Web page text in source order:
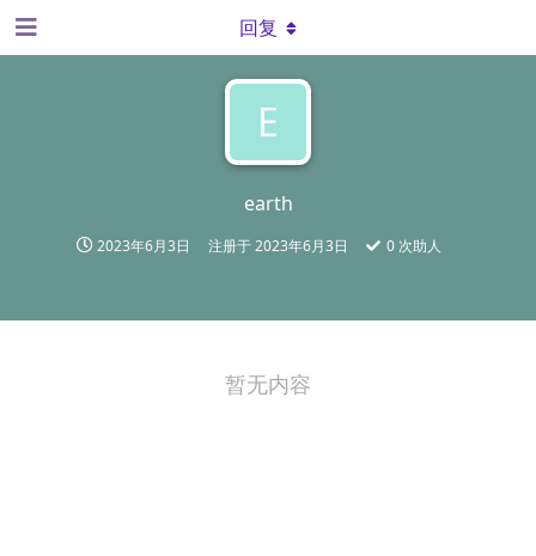
E
earth
2023年6月3日 注册于2023年6月3日 0 次助人
回复
暂无内容